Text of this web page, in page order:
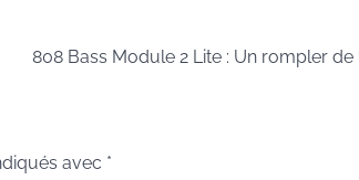
808 Bass Module 2 Lite : Un rompler de
avec *